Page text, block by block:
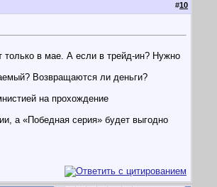
#10
только в мае. А если в трейд-ин? Нужно
Возвращаются ли деньги?
на прохождение
а «Победная серия» будет выгодно